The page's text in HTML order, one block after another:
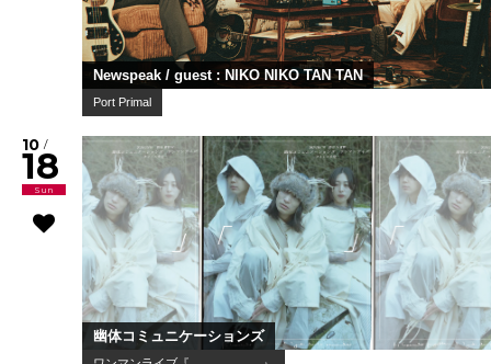
Newspeak / guest : NIKO NIKO TAN TAN
Port Primal
10 /
18
Sun
幽体コミュニケーションズ